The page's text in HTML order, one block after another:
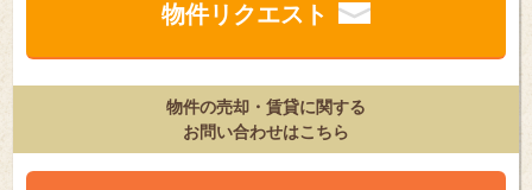
物件リクエスト
物件の売却・賃貸に関する
お問い合わせはこちら